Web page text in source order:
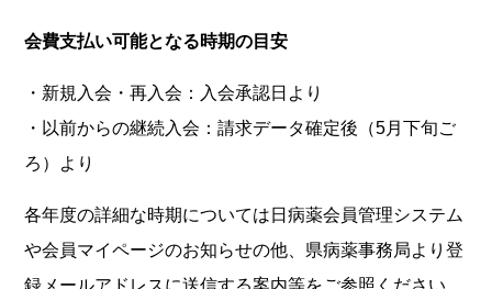
会費支払い可能となる時期の目安
・新規入会・再入会：入会承認日より
・以前からの継続入会：請求データ確定後（5月下旬ご
ろ）より
各年度の詳細な時期については日病薬会員管理システム
や会員マイページのお知らせの他、県病薬事務局より登
録メールアドレスに送信する案内等をご参照ください。